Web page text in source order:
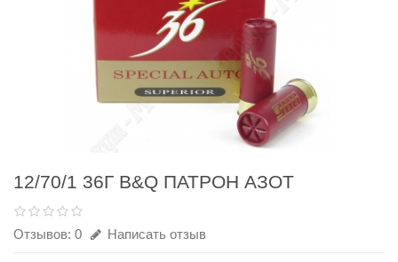
12/70/1 36Г B&Q ПАТРОН АЗОТ
Отзывов: 0 Написать отзыв